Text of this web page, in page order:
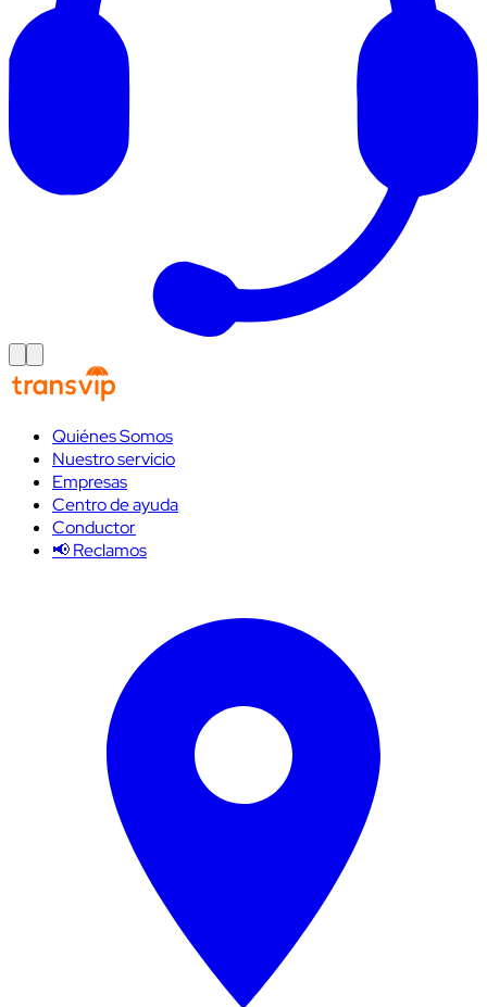
Quiénes Somos
Nuestro servicio
Empresas
Centro de ayuda
Conductor
📢 Reclamos